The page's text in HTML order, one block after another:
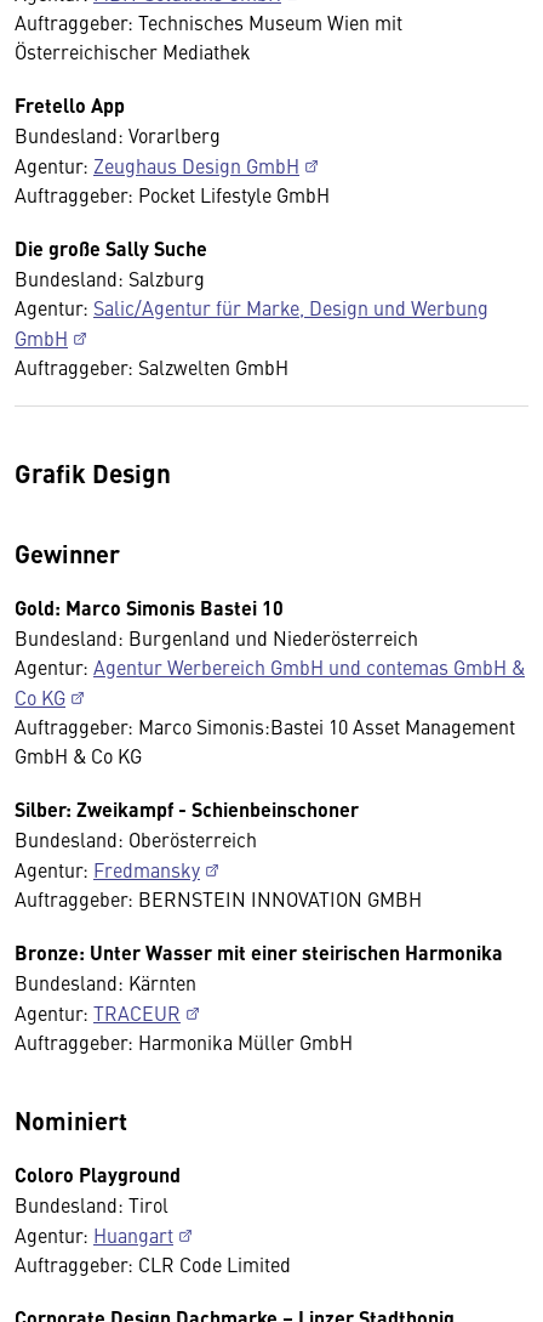
Auftraggeber: Technisches Museum Wien mit
Österreichischer Mediathek
Fretello App
Bundesland: Vorarlberg
Agentur: Zeughaus Design GmbH
Auftraggeber: Pocket Lifestyle GmbH
Die große Sally Suche
Bundesland: Salzburg
Agentur: Salic/Agentur für Marke, Design und Werbung
GmbH
Auftraggeber: Salzwelten GmbH
Grafik Design
Gewinner
Gold: Marco Simonis Bastei 10
Bundesland: Burgenland und Niederösterreich
Agentur: Agentur Werbereich GmbH und contemas GmbH &
Co KG
Auftraggeber: Marco Simonis:Bastei 10 Asset Management
GmbH & Co KG
Silber: Zweikampf - Schienbeinschoner
Bundesland: Oberösterreich
Agentur: Fredmansky
Auftraggeber: BERNSTEIN INNOVATION GMBH
Bronze: Unter Wasser mit einer steirischen Harmonika
Bundesland: Kärnten
Agentur: TRACEUR
Auftraggeber: Harmonika Müller GmbH
Nominiert
Coloro Playground
Bundesland: Tirol
Agentur: Huangart
Auftraggeber: CLR Code Limited